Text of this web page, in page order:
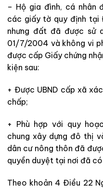
– Hộ gia đình, cá nhân
các giấy tờ quy định tại
nhưng đất đã được sử
01/7/2004 và không vi
được cấp Giấy chứng
kiện sau:
+ Được UBND cấp xã
chấp;
+ Phù hợp với quy
chung xây dựng đô thị
dân cư nông thôn đã
quyền duyệt tại nơi đã
Theo khoản 4 Điều 22